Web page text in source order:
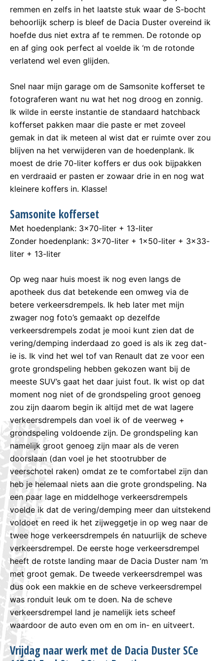
remmen en zelfs in het laatste stuk waar de S-bocht
behoorlijk scherp is bleef de Dacia Duster overeind ik
hoefde dus niet extra af te remmen. De rotonde op
en af ging ook perfect al voelde ik ‘m de rotonde
verlatend wel even glijden.
Snel naar mijn garage om de Samsonite kofferset te
fotograferen want nu wat het nog droog en zonnig.
Ik wilde in eerste instantie de standaard hatchback
kofferset pakken maar die paste er met zoveel
gemak in dat ik meteen al wist dat er ruimte over zou
blijven na het verwijderen van de hoedenplank. Ik
moest de drie 70-liter koffers er dus ook bijpakken
en verdraaid er pasten er zowaar drie in en nog wat
kleinere koffers in. Klasse!
Samsonite kofferset
Met hoedenplank: 3×70-liter + 13-liter
Zonder hoedenplank: 3×70-liter + 1×50-liter + 3×33-
liter + 13-liter
Op weg naar huis moest ik nog even langs de
apotheek dus dat betekende een omweg via de
betere verkeersdrempels. Ik heb later met mijn
zwager nog foto’s gemaakt op dezelfde
verkeersdrempels zodat je mooi kunt zien dat de
vering/demping inderdaad zo goed is als ik zeg dat-
ie is. Ik vind het wel tof van Renault dat ze voor een
grote grondspeling hebben gekozen want bij de
meeste SUV’s gaat het daar juist fout. Ik wist op dat
moment nog niet of de grondspeling groot genoeg
zou zijn daarom begin ik altijd met de wat lagere
verkeersdrempels dan voel ik of de veerweg +
grondspeling voldoende zijn. De grondspeling kan
namelijk groot genoeg zijn maar als de veren
doorslaan (dan voel je het stootrubber de
veerschotel raken) omdat ze te comfortabel zijn dan
heb je helemaal niets aan die grote grondspeling. Na
een paar lage en middelhoge verkeersdrempels
voelde ik dat de vering/demping meer dan uitstekend
voldoet en reed ik het zijweggetje in op weg naar de
twee hoge verkeersdrempels én natuurlijk de scheve
verkeersdrempel. De eerste hoge verkeersdrempel
heeft de rotste landing maar de Dacia Duster nam ‘m
met groot gemak. De tweede verkeersdrempel was
dus ook een makkie en de scheve verkeersdrempel
was ronduit leuk om te doen. Na de scheve
verkeersdrempel land je namelijk iets scheef
waardoor de auto even om en om in- en uitveert.
Vrijdag naar werk met de Dacia Duster SCe